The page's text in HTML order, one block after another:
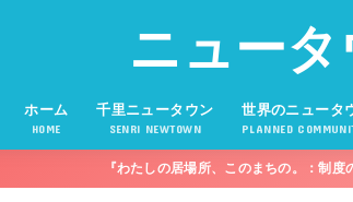
ニュー
ホーム
HOME
千里ニュータウン
SENRI NEWTOWN
世界のニュータ
PLANNED
『わたしの居場所、このまちの。：制